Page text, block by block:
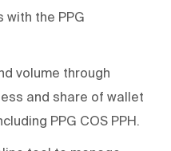
with the PPG
volume through
and share of wallet
PPG COS PPH.